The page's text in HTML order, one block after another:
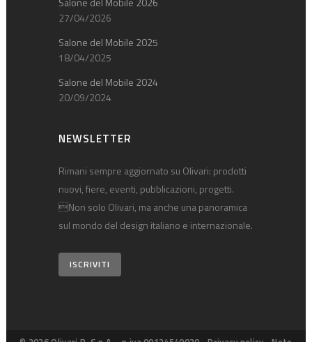
27/04/2026
Salone del Mobile 2025
18/04/2025
Salone del Mobile 2024
20/09/2024
NEWSLETTER
Rimani sempre aggiornato su Olivari: prodotti
nuovi, fiere, eventi, pubblicazioni, progetti.
Non solo Olivari, ma anche una panoramica
sul mondo del design italiano e internazionale.
ISCRIVITI